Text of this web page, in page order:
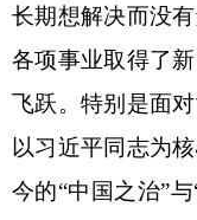
长期想解决而没
各项事业取得了
飞跃。特别是面
以习近平同志为
今的“中国之治”